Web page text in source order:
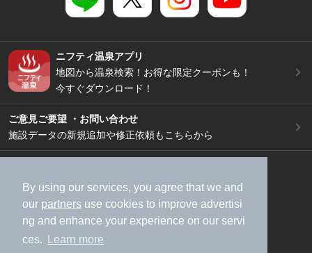
By using our services, you agree that we and
our partners use cookies to improve advertisi
ng and enhance your experience on our servi
ces.
Learn more
ニフティ温泉アプリ
地図から温泉検索！お得な限定クーポンも！
今すぐダウンロード！
ご意見ご要望 ・お問い合わせ
施設データの新規追加や修正依頼もこちらから
加盟店募集（資料請求）
広告出稿のご案内
利用規約
ライフスタイルMEMBERS+規約
特定商取引法に基づく表記
ヘルプ
採用情報
運営会社